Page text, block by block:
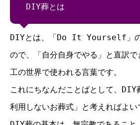
DIY葬とは
DIYとは、「Do It Yourself」の
ので、「自分自身でやる」と直訳
工の世界で使われる言葉です。
これにちなんだことばとして、DIY
利用しないお葬式」と考えればよい